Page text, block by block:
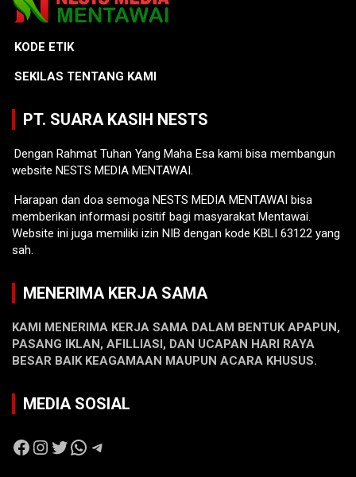
KODE ETIK
SEKILAS TENTANG KAMI
PT. SUARA KASIH NESTS
Dengan Rahmat Tuhan Yang Maha Esa kami bisa membangun
website NESTS MEDIA MENTAWAI.
Harapan dan doa semoga NESTS MEDIA MENTAWAI bisa
memberikan informasi positif bagi masyarakat Mentawai.
Website ini juga memiliki izin NIB dengan kode KBLI 63122 yang
sah.
MENERIMA KERJA SAMA
KAMI MENERIMA KERJA SAMA DALAM BENTUK APAPUN,
PASANG IKLAN, AFILLIASI, DAN UCAPAN HARI RAYA
BESAR BAIK KEAGAMAAN MAUPUN ACARA KHUSUS.
MEDIA SOSIAL
Facebook
Instagram
Twitter
WhatsApp
Telegram